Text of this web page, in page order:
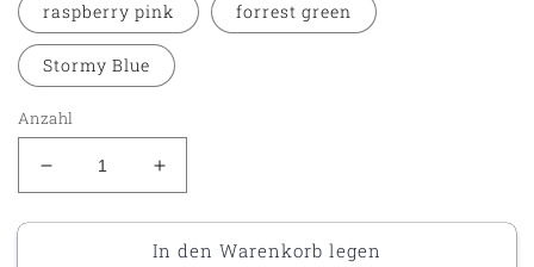
raspberry pink forrest green
Stormy Blue
Anzahl
Verringere
die
Menge
Erhöhe
die
Menge
für
In den Warenkorb legen